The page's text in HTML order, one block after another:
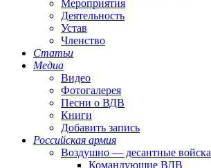
Мероприятия
Деятельность
Устав
Членство
Статьи
Медиа
Видео
Фотогалерея
Песни о ВДВ
Книги
Добавить запись
Российская армия
Воздушно — десантные войска
Командующие ВДВ